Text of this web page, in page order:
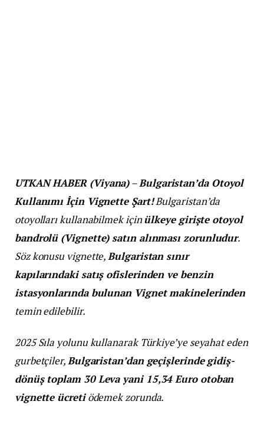
UTKAN HABER (Viyana)–Bulgaristan’da Otoyol
Kullanımı İçin Vignette Şart!Bulgaristan’da
otoyolları kullanabilmek içinülkeye girişte otoyol
bandrolü (Vignette) satın alınması zorunludur.
Söz konusu vignette,Bulgaristan sınır
kapılarındaki satış ofislerinden ve benzin
istasyonlarında bulunan Vignet makinelerinden
temin edilebilir.
2025 Sıla yolunu kullanarak Türkiye’ye seyahat eden
gurbetçiler,Bulgaristan’dan geçişlerinde gidiş-
dönüş toplam 30 Leva yani 15,34 Euro otoban
vignette ücretiödemek zorunda.